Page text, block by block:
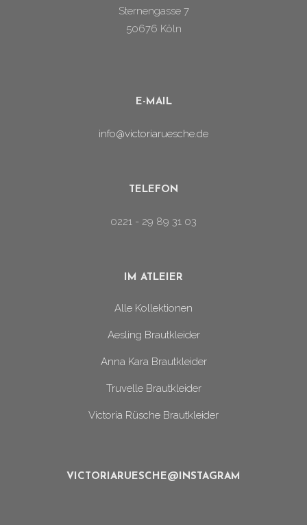
Sternengasse 7
50676 Köln
E-MAIL
info@victoriaruesche.de
TELEFON
0221 - 29 89 31 03
IM ATLEIER
Alle Kollektionen
Aesling Brautkleider
Anna Kara Brautkleider
Truvelle Brautkleider
Victoria Rüsche Brautkleider
VICTORIARUESCHE@INSTAGRAM